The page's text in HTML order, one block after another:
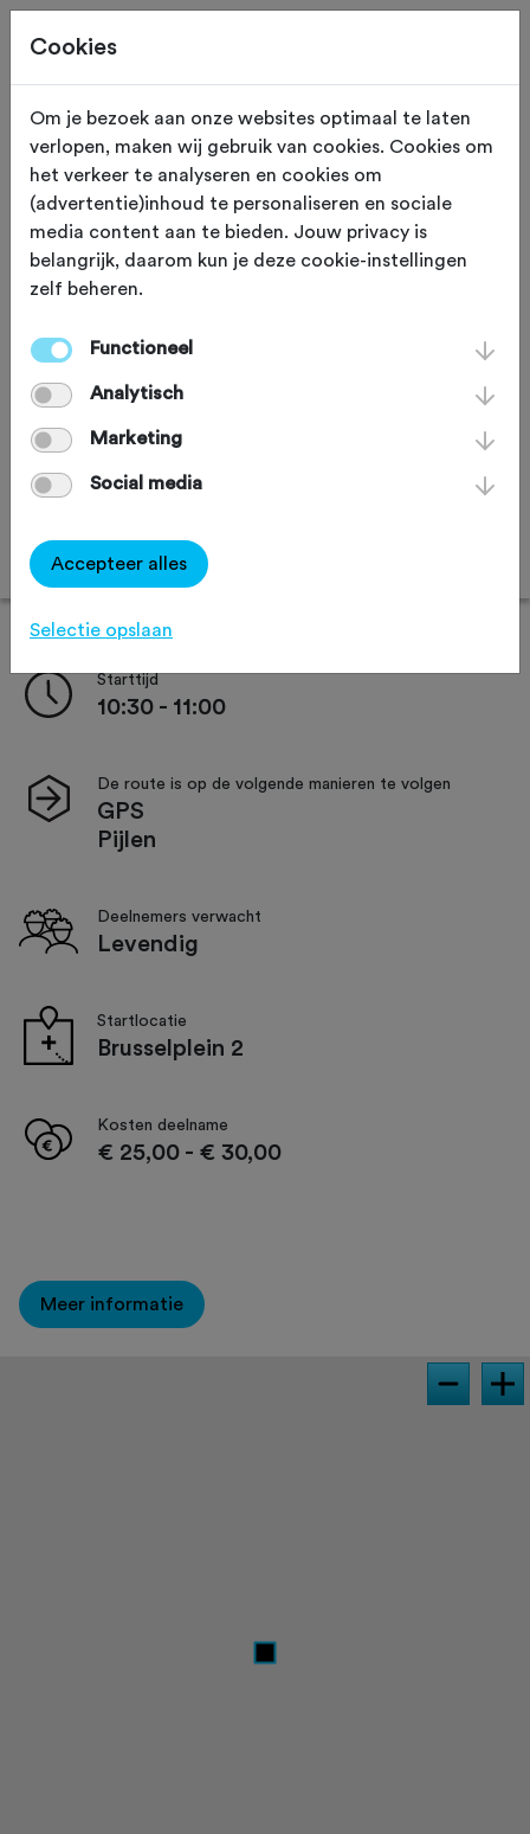
ZONDAG 30 AUG Utrecht (Utrecht)
Vuelta a Utrecht 2026
Afstand: 70 km
Online inschrijven
Starttijd
10:30 - 11:00
De route is op de volgende manieren te volgen
GPS
Pijlen
Deelnemers verwacht
Levendig
Startlocatie
Brusselplein 2
Kosten deelname
€ 25,00 - € 30,00
Meer informatie
Cookies
Om je bezoek aan onze websites optimaal te laten
verlopen, maken wij gebruik van cookies. Cookies om
het verkeer te analyseren en cookies om
(advertentie)inhoud te personaliseren en sociale
media content aan te bieden. Jouw privacy is
belangrijk, daarom kun je deze cookie-instellingen
zelf beheren.
Functioneel
Analytisch
Marketing
Social media
Accepteer alles
Selectie opslaan